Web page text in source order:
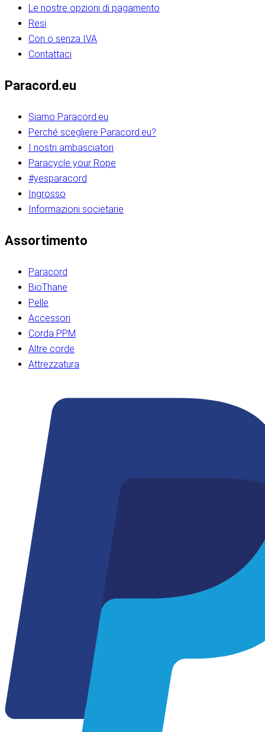
Le nostre opzioni di pagamento
Resi
Con o senza IVA
Contattaci
Paracord.eu
Siamo Paracord.eu
Perché scegliere Paracord.eu?
I nostri ambasciatori
Paracycle your Rope
#yesparacord
Ingrosso
Informazioni societarie​​​​‌ ‍ ​‍​‍‌‍ ‌ ​‍‌‍‍‌‌‍‌ ‌‍‍‌‌‍ ‍​‍​‍​ ‍‍​‍​‍‌ ​ ‌‍​‌‌‍ ‍‌‍‍‌‌ ‌​‌ ‍‌​‍ ‍‌‍‍‌‌‍ ​‍​‍​‍ ​​‍​‍‌‍‍​‌ ​‍‌‍‌‌‌‍‌‍​‍​‍​ ‍‍​‍​‍‌‍‍​‌ ‌​‌ ‌​‌ ​​‌ ​ ​ ‍‍​‍ ​‍ ‌ ​​‌‍​‌‌ ​‍‌‍​‌‌‍​ ‌‍ ‌ ​‍‌‍‌​​‍ ‍‌ ​ ‌‍​‌‌‍ ‍‌‍‍‌‌ ‌​‌ ‍‌​‍ ‍‌ ​ ‌ ‌​‌ ‌‌‌‍‌​‌‍‍‌‌‍ ​‍ ‌‍‍‌‌‍ ‍‌ ‌​‌‍‌‌‌‍ ‍‌ ‌​​‍ ‌‍‌‌‌‍‌​‌‍‍‌‌ ‌​​‍ ‌‍ ‌‌‍ ‌‍‌​‌‍‌‌​ ‌‌ ​​‌ ​‍‌‍‌‌‌ ​ ‌‍‌‌‌‍ ‍‌ ‌​‌‍​‌‌ ‌​‌‍‍‌‌‍ ‌‍ ‍​ ‍ ‌‍‍‌‌‍‌​​ ‌‌‍‌‍‌‍ ‌‍ ‌ ‌​‌‍‌‌‌ ​‍​‍ ‌‌‍​‍‌ ​‍‌‍​‌‌‍ ‍‌‍‌​​‍ ‌‌‍‍‌‌‍ ‌‌ ​​‌ ​‍‌‍‍‌‌‍ ‍‌ ‌​​ ‍ ‌ ‌​‌ ‍‌‌ ​​‌‍‌‌​ ‌‌ ‌​‌ ​‍‌‍​‌‌‍ ‍‌ ​ ‌‍ ​‌‍​‌‌ ‌​‌‍‌‌‌‍‌​​‍ ‌‌‍ ‌‌‍‌‌‌ ​ ‌ ​ ‌‍​‌‌‍‌ ‌‍‌‌​ ‍ ‌ ​​‌‍​‌‌ ‌​‌‍‍​​ ‌‌ ‌‍‌‍​‌‌‍ ​‌ ‌‌‌‍‌‌​‍ ‍‌‍‍‌‌ ‌​‌‌ ‌​‍‌‌‌‌​​ ‌‍​‍‌‍​‌‌ ​ ‌‍‌‌‌‌‌‌‌ ​‍‌‍ ​​ ‌‌‍‍​‌ ‌​‌ ‌​‌ ​​‌ ​ ​‍‌‌​ ​ ‌​​‌​‍‌‌​ ​‍‌​‌‍​‍‌‌​ ​‍‌​‌‍‌ ​​‌‍​‌‌ ​‍‌‍​‌‌‍​ ‌‍ ‌ ​‍‌‍‌​​‍ ‍‌ ​ ‌‍​‌‌‍ ‍‌‍‍‌‌ ‌​‌ ‍‌​‍ ‍‌ ​ ‌ ‌​‌ ‌‌‌‍‌​‌‍‍‌‌‍ ​‍‌‍‌‍‍‌‌‍‌​​ ‌‌‍‌‍‌‍ ‌‍ ‌ ‌​‌‍‌‌‌ ​‍​‍ ‌‌‍​‍‌ ​‍‌‍​‌‌‍ ‍‌‍‌​​‍ ‌‌‍‍‌‌‍ ‌‌ ​​‌ ​‍‌‍‍‌‌‍ ‍‌ ‌​​‍‌‍‌ ‌​‌ ‍‌‌ ​​‌‍‌‌​ ‌‌ ‌​‌ ​‍‌‍​‌‌‍ ‍‌ ​ ‌‍ ​‌‍​‌‌ ‌​‌‍‌‌‌‍‌​​‍ ‌‌‍ ‌‌‍‌‌‌ ​ ‌ ​ ‌‍​‌‌‍‌ ‌‍‌‌​‍‌‍‌ ​​‌‍​‌‌ ‌​‌‍‍​​ ‌‌ ‌‍‌‍​‌‌‍ ​‌ ‌‌‌‍‌‌​‍ ‍‌‍‍‌‌ ‌​‌‌ ‌​‍‌‌‌‌​​‍‌‍‌ ​​‌‍‌‌‌ ​‍‌ ​ ‌ ​​‌‍‌‌‌‍​ ‌ ‌​‌‍‍‌‌ ‌‍‌‍‌‌​ ‌‌ ​​‌ ‌‌‌‍​‍‌‍ ​‌‍‍‌‌ ​ ‌‍‍​‌‍‌‌‌‍‌​​‍​‍‌ ‌​​​​‌ ‍ ​‍​‍‌‍ ‌ ​‍‌‍‍‌‌‍‌ ‌‍‍‌‌‍ ‍​‍​‍​ ‍‍​‍​‍‌ ​ ‌‍​‌‌‍ ‍‌‍‍‌‌ ‌​‌ ‍‌​‍ ‍‌‍‍‌‌‍ ​‍​‍​‍ ​​‍​‍‌‍‍​‌ ​‍‌‍‌‌‌‍‌‍​‍​‍​ ‍‍​‍​‍‌‍‍​‌ ‌​‌ ‌​‌ ​​‌ ​ ​ ‍‍​‍ ​‍ ‌ ​​‌‍​‌‌ ​‍‌‍​‌‌‍​ ‌‍ ‌ ​‍‌‍‌​​‍ ‍‌ ​ ‌‍​‌‌‍ ‍‌‍‍‌‌ ‌​‌ ‍‌​‍ ‍‌ ​ ‌ ‌​‌ ‌‌‌‍‌​‌‍‍‌‌‍ ​‍ ‌‍‍‌‌‍ ‍‌ ‌​‌‍‌‌‌‍ ‍‌ ‌​​‍ ‌‍‌‌‌‍‌​‌‍‍‌‌ ‌​​‍ ‌‍ ‌‌‍ ‌‍‌​‌‍‌‌​ ‌‌ ​​‌ ​‍‌‍‌‌‌ ​ ‌‍‌‌‌‍ ‍‌ ‌​‌‍​‌‌ ‌​‌‍‍‌‌‍ ‌‍ ‍​ ‍ ‌‍‍‌‌‍‌​​ ‌‌‍‌‍‌‍ ‌‍ ‌ ‌​‌‍‌‌‌ ​‍​‍ ‌‌‍​‍‌ ​‍‌‍​‌‌‍ ‍‌‍‌​​‍ ‌‌‍‍‌‌‍ ‌‌ ​​‌ ​‍‌‍‍‌‌‍ ‍‌ ‌​​ ‍ ‌ ‌​‌ ‍‌‌ ​​‌‍‌‌​ ‌‌ ‌​‌ ​‍‌‍​‌‌‍ ‍‌ ​ ‌‍ ​‌‍​‌‌ ‌​‌‍‌‌‌‍‌​​‍ ‌‌‍ ‌‌‍‌‌‌ ​ ‌ ​ ‌‍​‌‌‍‌ ‌‍‌‌​ ‍ ‌ ​​‌‍​‌‌ ‌​‌‍‍​​ ‌‌ ‌‍‌‍​‌‌‍ ​‌ ‌‌‌‍‌‌​‍ ‍‌‍‍‌‌ ‌​‌‌ ‌​‍‌‌‌‌​​ ‌‍​‍‌‍​‌‌ ​ ‌‍‌‌‌‌‌‌‌ ​‍‌‍ ​​ ‌‌‍‍​‌ ‌​‌ ‌​‌ ​​‌ ​ ​‍‌‌​ ​ ‌​​‌​‍‌‌​ ​‍‌​‌‍​‍‌‌​ ​‍‌​‌‍‌ ​​‌‍​‌‌ ​‍‌‍​‌‌‍​ ‌‍ ‌ ​‍‌‍‌​​‍ ‍‌ ​ ‌‍​‌‌‍ ‍‌‍‍‌‌ ‌​‌ ‍‌​‍ ‍‌ ​ ‌ ‌​‌ ‌‌‌‍‌​‌‍‍‌‌‍ ​‍‌‍‌‍‍‌‌‍‌​​ ‌‌‍‌‍‌‍ ‌‍ ‌ ‌​‌‍‌‌‌ ​‍​‍ ‌‌‍​‍‌ ​‍‌‍​‌‌‍ ‍‌‍‌​​‍ ‌‌‍‍‌‌‍ ‌‌ ​​‌ ​‍‌‍‍‌‌‍ ‍‌ ‌​​‍‌‍‌ ‌​‌ ‍‌‌ ​​‌‍‌‌​ ‌‌ ‌​‌ ​‍‌‍​‌‌‍ ‍‌ ​ ‌‍ ​‌‍​‌‌ ‌​‌‍‌‌‌‍‌​​‍ ‌‌‍ ‌‌‍‌‌‌ ​ ‌ ​ ‌‍​‌‌‍‌ ‌‍‌‌​‍‌‍‌ ​​‌‍​‌‌ ‌​‌‍‍​​ ‌‌ ‌‍‌‍​‌‌‍ ​‌ ‌‌‌‍‌‌​‍ ‍‌‍‍‌‌ ‌​‌‌ ‌​‍‌‌‌‌​​‍‌‍‌ ​​‌‍‌‌‌ ​‍‌ ​ ‌ ​​‌‍‌‌‌‍​ ‌ ‌​‌‍‍‌‌ ‌‍‌‍‌‌​ ‌‌ ​​‌ ‌‌‌‍​‍‌‍ ​‌‍‍‌‌ ​ ‌‍‍​‌‍‌‌‌‍‌​​‍​‍‌ ‌
Assortimento
Paracord
BioThane
Pelle
Accessori
Corda PPM
Altre corde
Attrezzatura